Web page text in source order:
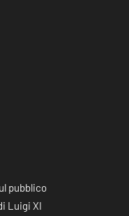
pubblico
Luigi XI